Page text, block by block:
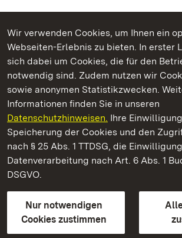
Wir verwenden Cookies, um Ihnen ein
Webseiten-Erlebnis zu bieten. In erster
sich dabei um Cookies, die für den
notwendig sind. Zudem nutzen wir
sowie anonymen Statistikzwecken.
Informationen finden Sie in unseren
Datenschutzhinweisen. Ihre
Speicherung der Cookies und den
nach § 25 Abs. 1 TTDSG, die
Datenverarbeitung nach Art. 6 Abs. 1
DSGVO.
Nur notwendigen
Cookies zustimmen
Kommen. Staunen. Genießen.
Schloss und Schlossgarten Weikersheim
Staatliche Schlösser und Gärten
Kontakt
GebärdenspracheLeichte Sprache
Erklärung zur Barrierefreiheit
BITV-konform (geprüfte Seiten)